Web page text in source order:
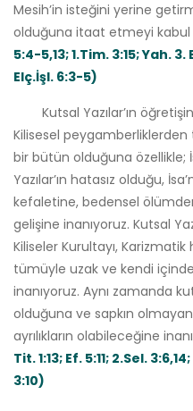
Mesih’in isteğini yerine
olduğuna itaat etmeyi kabul
5:4-5,13; 1.Tim. 3:15; Yah.
Elç.İşl. 6:3-5)
Kutsal Yazılar’ın
Kilisesel
bir bütün olduğuna özellikle;
Yazılar’ın hatasız olduğu,
kefaletine, bedensel
gelişine inanıyoruz. Kutsal
Kiliseler Kurultayı,
tümüyle uzak ve kendi
inanıyoruz. Aynı zamanda
olduğuna ve sapkın
ayrılıkların olabileceğine
Tit. 1:13; Ef. 5:11; 2.Sel.
3:10)